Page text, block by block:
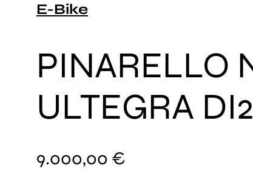
E-Bike
PINARELLO
ULTEGRA
9.000,00 €